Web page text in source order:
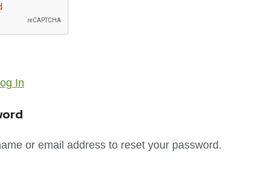
In
or email address to reset your password.